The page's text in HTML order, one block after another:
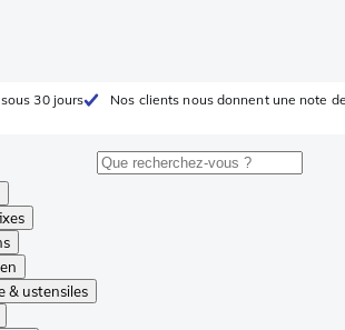
30 jours Nos clients nous donnent une note
& ustensiles